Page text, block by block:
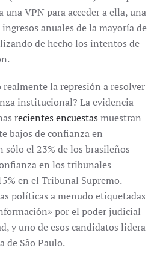
VPN para acceder a ella, una
anuales de la mayoría de
de hecho los intentos de
realmente la represión a resolver
institucional? La evidencia
recientes encuestas muestran
bajos de confianza en
el 23% de los brasileños
en los tribunales
en el Tribunal Supremo.
políticas a menudo etiquetadas
por el poder judicial
y uno de esos candidatos lidera
de São Paulo.